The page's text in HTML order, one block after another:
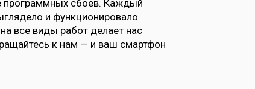
программных сбоев. Каждый
и функционировало
все виды работ делает нас
к нам — и ваш смартфон